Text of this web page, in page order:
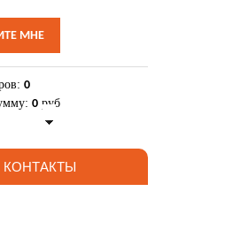
МНЕ
0
0 руб
КОНТАКТЫ